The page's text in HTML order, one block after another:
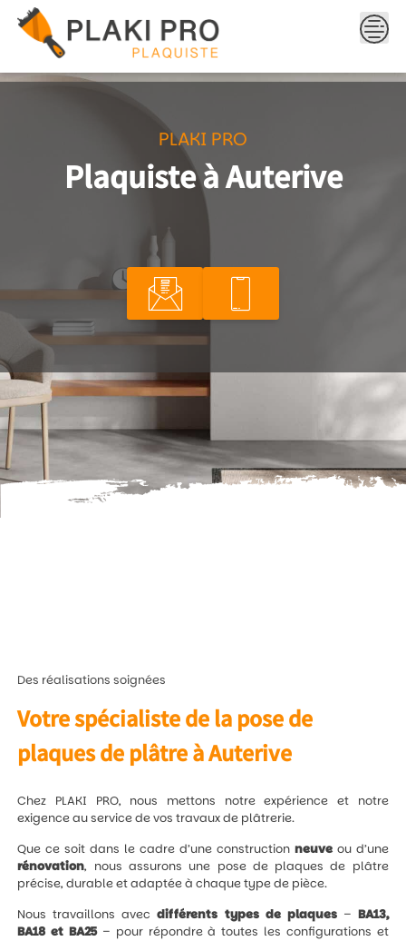
content
PLAKI PRO
Plaquiste à Auterive
Des réalisations soignées
Votre spécialiste de la pose de
plaques de plâtre à Auterive
Chez PLAKI PRO, nous mettons notre expérience et notre
exigence au service de vos travaux de plâtrerie.
Que ce soit dans le cadre d’une construction neuveou d’une
rénovation, nous assurons une pose de plaques de plâtre
précise, durable et adaptée à chaque type de pièce.
Nous travaillons avecdifférents types de plaques– BA13,
BA18 et BA25– pour répondre à toutes les configurations et